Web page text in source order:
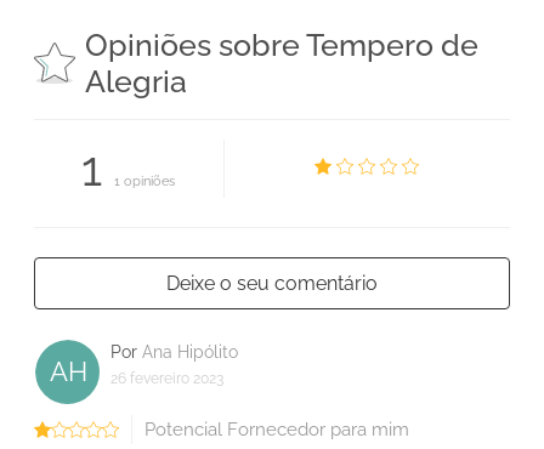
Opiniões sobre Tempero de
Alegria
11 opiniões
Deixe o seu comentário
AH
Por Ana Hipólito
26 fevereiro 2023
Potencial Fornecedor para mim